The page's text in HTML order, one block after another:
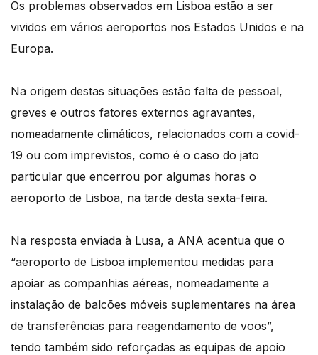
Os problemas observados em Lisboa estão a ser
vividos em vários aeroportos nos Estados Unidos e na
Europa.
Na origem destas situações estão falta de pessoal,
greves e outros fatores externos agravantes,
nomeadamente climáticos, relacionados com a covid-
19 ou com imprevistos, como é o caso do jato
particular que encerrou por algumas horas o
aeroporto de Lisboa, na tarde desta sexta-feira.
Na resposta enviada à Lusa, a ANA acentua que o
“aeroporto de Lisboa implementou medidas para
apoiar as companhias aéreas, nomeadamente a
instalação de balcões móveis suplementares na área
de transferências para reagendamento de voos”,
tendo também sido reforçadas as equipas de apoio